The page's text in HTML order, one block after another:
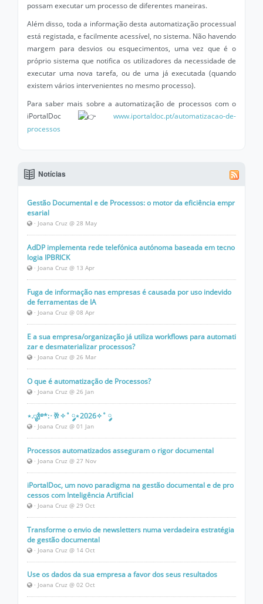
possam executar um processo de diferentes maneiras.
Além disso, toda a informação desta automatização processual
está registada, e facilmente acessível, no sistema. Não havendo
margem para desvios ou esquecimentos, uma vez que é o
próprio sistema que notifica os utilizadores da necessidade de
executar uma nova tarefa, ou de uma já executada (quando
existem vários intervenientes no mesmo processo).
Para saber mais sobre a automatização de processos com o
iPortalDoc
www.iportaldoc.pt/automatizacao-de-
processos
Notícias
Gestão Documental e de Processos: o motor da eficiência empr
esarial
· Joana Cruz @ 28 May
AdDP implementa rede telefónica autónoma baseada em tecno
logia IPBRICK
· Joana Cruz @ 13 Apr
Fuga de informação nas empresas é causada por uso indevido
de ferramentas de IA
· Joana Cruz @ 08 Apr
E a sua empresa/organização já utiliza workflows para automati
zar e desmaterializar processos?
· Joana Cruz @ 26 Mar
O que é automatização de Processos?
· Joana Cruz @ 26 Jan
⋆.ೃ🍾࿔*:･🥂✧˚ ༘⋆2026✧˚ ༘
· Joana Cruz @ 01 Jan
Processos automatizados asseguram o rigor documental
· Joana Cruz @ 27 Nov
iPortalDoc, um novo paradigma na gestão documental e de pro
cessos com Inteligência Artificial
· Joana Cruz @ 29 Oct
Transforme o envio de newsletters numa verdadeira estratégia
de gestão documental
· Joana Cruz @ 14 Oct
Use os dados da sua empresa a favor dos seus resultados
· Joana Cruz @ 02 Oct